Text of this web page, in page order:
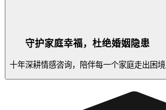
守护家庭幸福，杜绝婚姻隐患
十年深耕情感咨询，陪伴每一个家庭走出困境